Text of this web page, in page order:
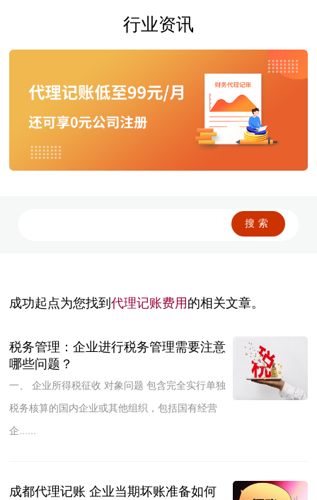
行业资讯
成功起点为您找到代理记账费用 的相关文章。
税务管理：企业进行税务管理需要注意
哪些问题？
一、 企业所得税征收 对象问题 包含完全实行单独
税务核算的国内企业或其他组织，包括国有经营
企......
成都代理记账 企业当期坏账准备如何